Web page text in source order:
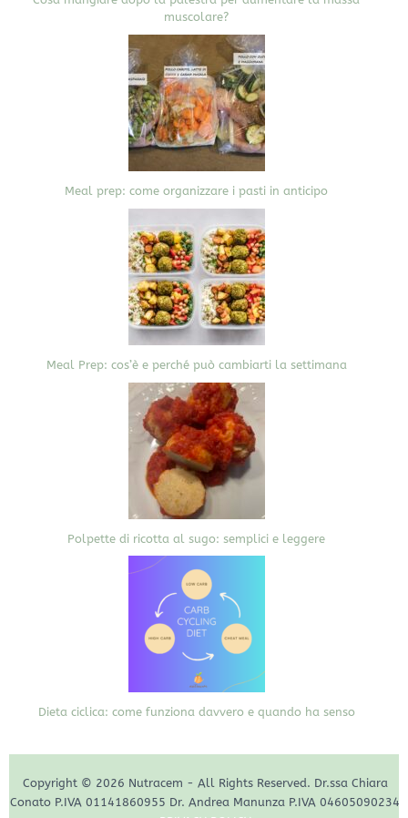
muscolare?
Meal prep: come organizzare i pasti in anticipo
Meal Prep: cos’è e perché può cambiarti la settimana
Polpette di ricotta al sugo: semplici e leggere
Dieta ciclica: come funziona davvero e quando ha senso
Copyright © 2026 Nutracem - All Rights Reserved. Dr.ssa Chiara
Conato P.IVA 01141860955 Dr. Andrea Manunza P.IVA 04605090234